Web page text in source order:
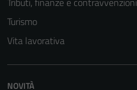
Turismo
Vita lavorativa
NOVITÀ